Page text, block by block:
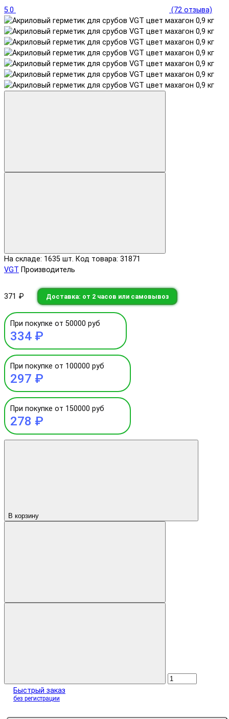
5.0 (72 отзыва)
На складе: 1635 шт. Код товара: 31871
VGT Производитель
371 ₽ Доставка: от 2 часов или самовывоз
При покупке от 50000 руб
334 ₽
При покупке от 100000 руб
297 ₽
При покупке от 150000 руб
278 ₽
В корзину
Быстрый заказ
без регистрации